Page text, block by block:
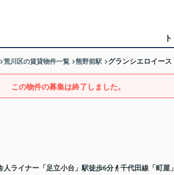
荒川区の賃貸物件一覧 熊野前駅 グランシエロイース
この物件の募集は終了しました。
人ライナー「足立小台」駅徒歩6分 千代田線「町屋